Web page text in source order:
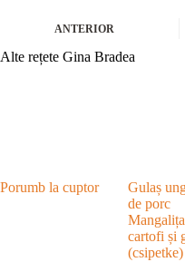
ANTERIOR
Alte rețete Gina Bradea
Porumb la cuptor
Gulaș
de porc
cartofi și
(csipetke)